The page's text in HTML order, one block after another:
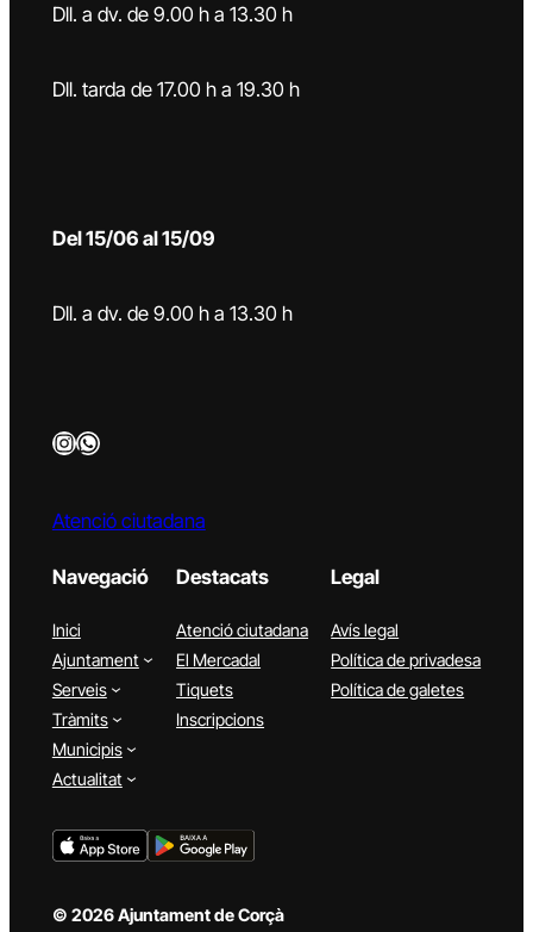
Dll. a dv. de 9.00 h a 13.30 h
Dll. tarda de 17.00 h a 19.30 h
Del 15/06 al 15/09
Dll. a dv. de 9.00 h a 13.30 h
InstagramWhatsApp
Atenció ciutadana
Navegació
Inici
Ajuntament
Serveis
Tràmits
Municipis
Actualitat
Destacats
Atenció ciutadana
El Mercadal
Tiquets
Inscripcions
Legal
Avís legal
Política de privadesa
Política de galetes
© 2026 Ajuntament de Corçà